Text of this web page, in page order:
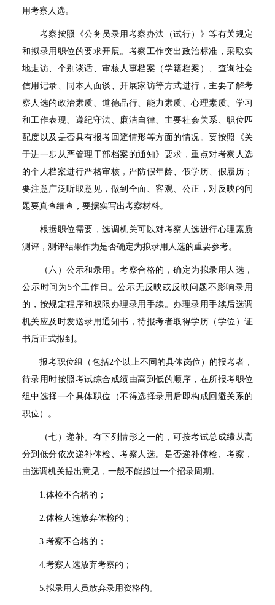
用考察人选。
考察按照《公务员录用考察办法（试行）》等有关规定
和拟录用职位的要求开展。考察工作突出政治标准，采取实
地走访、个别谈话、审核人事档案（学籍档案）、查询社会
信用记录、同本人面谈、开展家访等方式进行，主要了解考
察人选的政治素质、道德品行、能力素质、心理素质、学习
和工作表现、遵纪守法、廉洁自律、主要社会关系、职位匹
配度以及是否具有报考回避情形等方面的情况。要按照《关
于进一步从严管理干部档案的通知》要求，重点对考察人选
的个人档案进行严格审核，严防假年龄、假学历、假履历；
要注意广泛听取意见，做到全面、客观、公正，对反映的问
题要真查细查，要据实写出考察材料。
根据职位需要，选调机关可以对考察人选进行心理素质
测评，测评结果作为是否确定为拟录用人选的重要参考。
（六）公示和录用。考察合格的，确定为拟录用人选，
公示时间为5个工作日。公示无反映或反映问题不影响录用
的，按规定程序和权限办理录用手续。办理录用手续后选调
机关应及时发送录用通知书，待报考者取得学历（学位）证
书后正式报到。
报考职位组（包括2个以上不同的具体岗位）的报考者，
待录用时按照考试综合成绩由高到低的顺序，在所报考职位
组中选择一个具体职位（不得选择录用后即构成回避关系的
职位）。
（七）递补。有下列情形之一的，可按考试总成绩从高
分到低分依次递补体检、考察人选。是否递补体检、考察，
由选调机关提出意见，一般不能超过一个招录周期。
1.体检不合格的；
2.体检人选放弃体检的；
3.考察不合格的；
4.考察人选放弃考察的；
5.拟录用人员放弃录用资格的。